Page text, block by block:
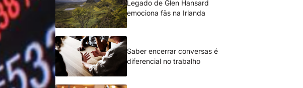
Legado de Glen Hansard
emociona fãs na Irlanda
Saber encerrar conversas é
diferencial no trabalho